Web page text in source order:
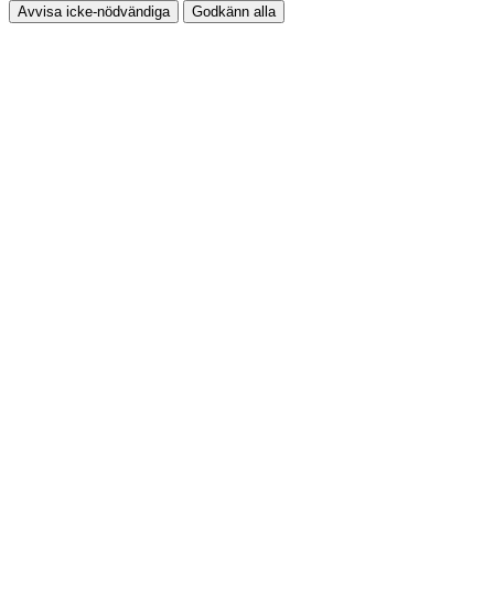
Avvisa icke-nödvändiga Godkänn alla